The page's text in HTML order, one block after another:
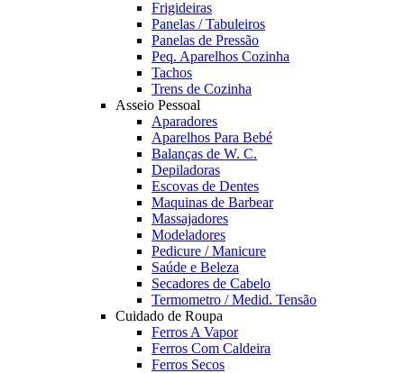
Frigideiras
Panelas / Tabuleiros
Panelas de Pressão
Peq. Aparelhos Cozinha
Tachos
Trens de Cozinha
Asseio Pessoal
Aparadores
Aparelhos Para Bebé
Balanças de W. C.
Depiladoras
Escovas de Dentes
Maquinas de Barbear
Massajadores
Modeladores
Pedicure / Manicure
Saúde e Beleza
Secadores de Cabelo
Termometro / Medid. Tensão
Cuidado de Roupa
Ferros A Vapor
Ferros Com Caldeira
Ferros Secos